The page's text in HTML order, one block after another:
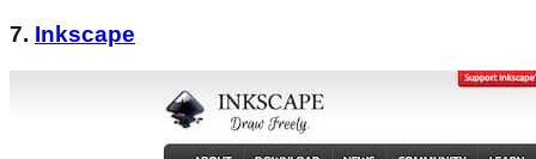
7. Inkscape